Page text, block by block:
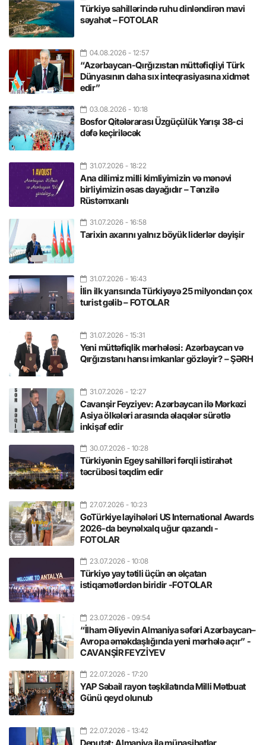
Türkiyə sahillərində ruhu dinləndirən mavi
səyahət – FOTOLAR
04.08.2026 - 12:57
“Azərbaycan-Qırğızıstan müttəfiqliyi Türk
Dünyasının daha sıx inteqrasiyasına xidmət
edir”
03.08.2026 - 10:18
Bosfor Qitələrarası Üzgüçülük Yarışı 38-ci
dəfə keçiriləcək
31.07.2026 - 18:22
Ana dilimiz milli kimliyimizin və mənəvi
birliyimizin əsas dayağıdır – Tənzilə
Rüstəmxanlı
31.07.2026 - 16:58
Tarixin axarını yalnız böyük liderlər dəyişir
31.07.2026 - 16:43
İlin ilk yarısında Türkiyəyə 25 milyondan çox
turist gəlib – FOTOLAR
31.07.2026 - 15:31
Yeni müttəfiqlik mərhələsi: Azərbaycan və
Qırğızıstanı hansı imkanlar gözləyir? – ŞƏRH
31.07.2026 - 12:27
Cavanşir Feyziyev: Azərbaycan ilə Mərkəzi
Asiya ölkələri arasında əlaqələr sürətlə
inkişaf edir
30.07.2026 - 10:28
Türkiyənin Egey sahilləri fərqli istirahət
təcrübəsi təqdim edir
27.07.2026 - 10:23
GoTürkiye layihələri US International Awards
2026-da beynəlxalq uğur qazandı -
FOTOLAR
23.07.2026 - 10:08
Türkiyə yay tətili üçün ən əlçatan
istiqamətlərdən biridir -FOTOLAR
23.07.2026 - 09:54
“İlham Əliyevin Almaniya səfəri Azərbaycan–
Avropa əməkdaşlığında yeni mərhələ açır” -
CAVANŞİR FEYZİYEV
22.07.2026 - 17:20
YAP Səbail rayon təşkilatında Milli Mətbuat
Günü qeyd olunub
22.07.2026 - 13:42